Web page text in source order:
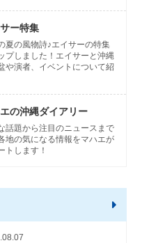
ー特集
夏の風物詩♪エイサーの特集
プしました！エイサーと沖縄
や演者、イベントについて紹
の沖縄ダイアリー
話題から注目のニュースまで
地の気になる情報をマハエが
トします！